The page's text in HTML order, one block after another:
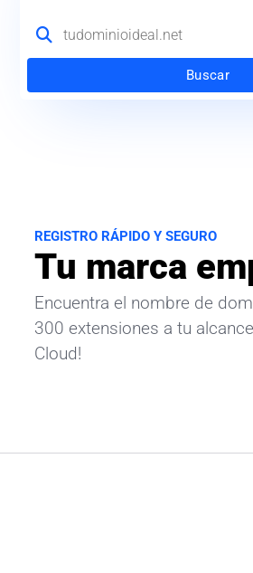
Buscar
REGISTRO RÁPIDO Y SEGURO
Tu marca
Encuentra el nombre de
300 extensiones a tu
Cloud!